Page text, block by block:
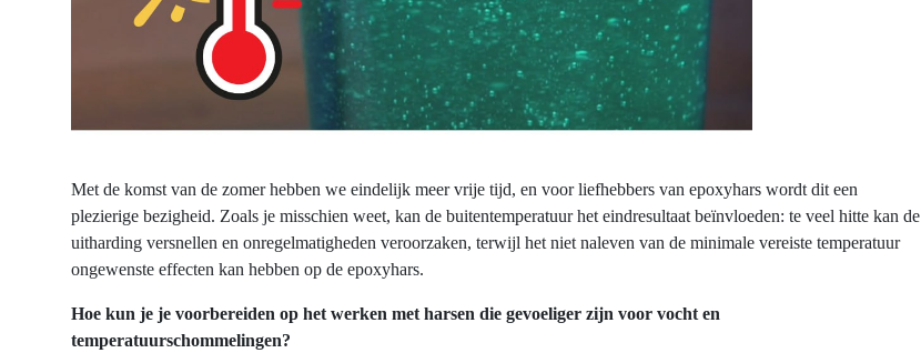
Met de komst van de zomer hebben we eindelijk meer vrije tijd, en voor liefhebbers van epoxyhars wordt dit een
plezierige bezigheid. Zoals je misschien weet, kan de buitentemperatuur het eindresultaat beïnvloeden: te veel hitte kan de
uitharding versnellen en onregelmatigheden veroorzaken, terwijl het niet naleven van de minimale vereiste temperatuur
ongewenste effecten kan hebben op de epoxyhars.
Hoe kun je je voorbereiden op het werken met harsen die gevoeliger zijn voor vocht en
temperatuurschommelingen?